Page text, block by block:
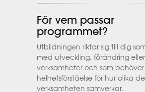
För vem passar
programmet?
Utbildningen riktar sig till dig
med utveckling, förändring
verksamheter och som
helhetsförståelse för hur olika
verksamheten samverkar.